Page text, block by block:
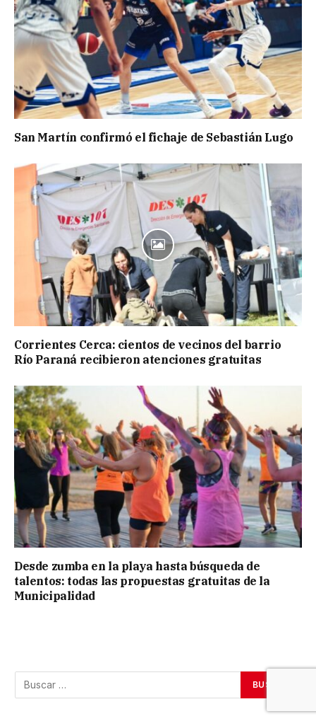
San Martín confirmó el fichaje de Sebastián Lugo
Corrientes Cerca: cientos de vecinos del barrio
Río Paraná recibieron atenciones gratuitas
Desde zumba en la playa hasta búsqueda de
talentos: todas las propuestas gratuitas de la
Municipalidad